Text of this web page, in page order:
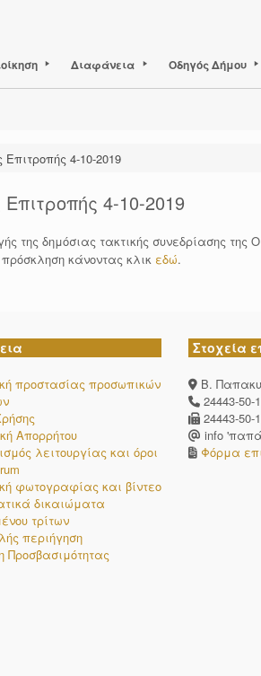
Διαφάνεια Οδηγός Δήμου
4-10-2019
4-10-2019
της δημόσιας τακτικής συνεδρίασης
κάνοντας κλικ εδώ.
προστασίας προσωπικών
Απορρήτου
λειτουργίας και όροι
φωτογραφίας και βίντεο
δικαιώματα
τρίτων
περιήγηση
Προσβασιμότητας
Στοχεία
Β.
24443-50-
24443-50-
info
Φόρμα